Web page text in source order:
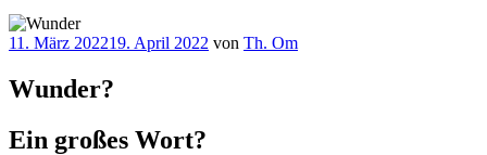
Veröffentlicht
11. März 202219. April 2022 von Th. Om
Wunder?
Ein großes Wort?